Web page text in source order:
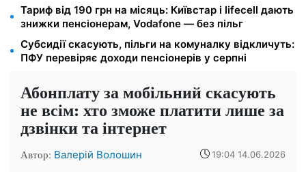
Тариф від 190 грн на місяць: Київстар і lifecell дають
знижки пенсіонерам, Vodafone — без пільг
Субсидії скасують, пільги на комуналку відкличуть:
ПФУ перевіряє доходи пенсіонерів у серпні
Абонплату за мобільний скасують
не всім: хто зможе платити лише за
дзвінки та інтернет
Автор: Валерій Волошин 19:04 14.06.2026